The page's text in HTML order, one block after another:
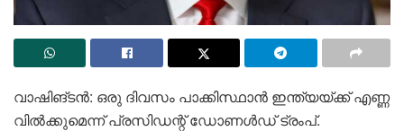
വാഷിങ്ടൻ: ഒരു ദിവസം പാക്കിസ്ഥാൻ ഇന്ത്യയ്ക്ക് എണ്ണ
വിൽക്കുമെന്ന് പ്രസിഡന്റ് ഡോണൾഡ് ട്രംപ്.